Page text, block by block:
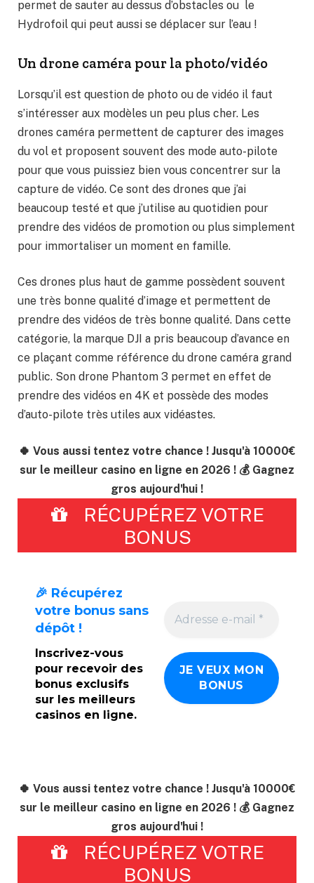
permet de sauter au dessus d’obstacles ou le
Hydrofoil qui peut aussi se déplacer sur l’eau !
Un drone caméra pour la photo/vidéo
Lorsqu’il est question de photo ou de vidéo il faut
s’intéresser aux modèles un peu plus cher. Les
drones caméra permettent de capturer des images
du vol et proposent souvent des mode auto-pilote
pour que vous puissiez bien vous concentrer sur la
capture de vidéo. Ce sont des drones que j’ai
beaucoup testé et que j’utilise au quotidien pour
prendre des vidéos de promotion ou plus simplement
pour immortaliser un moment en famille.
Ces drones plus haut de gamme possèdent souvent
une très bonne qualité d’image et permettent de
prendre des vidéos de très bonne qualité. Dans cette
catégorie, la marque DJI a pris beaucoup d’avance en
ce plaçant comme référence du drone caméra grand
public. Son drone Phantom 3 permet en effet de
prendre des vidéos en 4K et possède des modes
d’auto-pilote très utiles aux vidéastes.
🍀 Vous aussi tentez votre chance ! Jusqu'à 10000€
sur le meilleur casino en ligne en 2026 ! 💰 Gagnez
gros aujourd'hui !
RÉCUPÉREZ VOTRE
BONUS
🎉 Récupérez
votre bonus sans
dépôt !
Inscrivez-vous
pour recevoir des
bonus exclusifs
sur les meilleurs
casinos en ligne.
🍀 Vous aussi tentez votre chance ! Jusqu'à 10000€
sur le meilleur casino en ligne en 2026 ! 💰 Gagnez
gros aujourd'hui !
RÉCUPÉREZ VOTRE
BONUS